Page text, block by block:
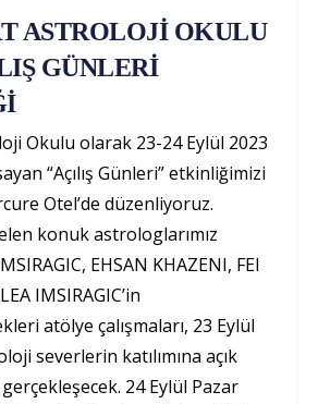
ASTROLOJİ OKULU
GÜNLERİ
Okulu olarak 23-24 Eylül 2023
“Açılış Günleri” etkinliğimizi
Otel’de düzenliyoruz.
konuk astrologlarımız
EHSAN KHAZENI, FEI
IMSIRAGIC’in
atölye çalışmaları, 23 Eylül
severlerin katılımına açık
24 Eylül Pazar